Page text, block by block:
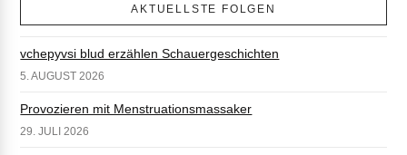
AKTUELLSTE FOLGEN
vchepyvsi blud erzählen Schauergeschichten
5. AUGUST 2026
Provozieren mit Menstruationsmassaker
29. JULI 2026